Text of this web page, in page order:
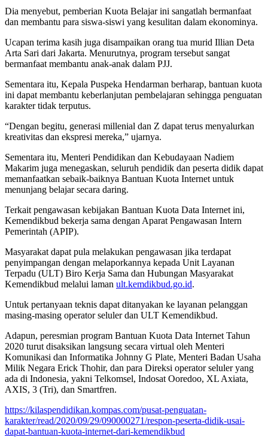
Dia menyebut, pemberian Kuota Belajar ini sangatlah bermanfaat
dan membantu para siswa-siswi yang kesulitan dalam ekonominya.
Ucapan terima kasih juga disampaikan orang tua murid Illian Deta
Arta Sari dari Jakarta. Menurutnya, program tersebut sangat
bermanfaat membantu anak-anak dalam PJJ.
Sementara itu, Kepala Puspeka Hendarman berharap, bantuan kuota
ini dapat membantu keberlanjutan pembelajaran sehingga penguatan
karakter tidak terputus.
“Dengan begitu, generasi millenial dan Z dapat terus menyalurkan
kreativitas dan ekspresi mereka,” ujarnya.
Sementara itu, Menteri Pendidikan dan Kebudayaan Nadiem
Makarim juga menegaskan, seluruh pendidik dan peserta didik dapat
memanfaatkan sebaik-baiknya Bantuan Kuota Internet untuk
menunjang belajar secara daring.
Terkait pengawasan kebijakan Bantuan Kuota Data Internet ini,
Kemendikbud bekerja sama dengan Aparat Pengawasan Intern
Pemerintah (APIP).
Masyarakat dapat pula melakukan pengawasan jika terdapat
penyimpangan dengan melaporkannya kepada Unit Layanan
Terpadu (ULT) Biro Kerja Sama dan Hubungan Masyarakat
Kemendikbud melalui laman ult.kemdikbud.go.id.
Untuk pertanyaan teknis dapat ditanyakan ke layanan pelanggan
masing-masing operator seluler dan ULT Kemendikbud.
Adapun, peresmian program Bantuan Kuota Data Internet Tahun
2020 turut disaksikan langsung secara virtual oleh Menteri
Komunikasi dan Informatika Johnny G Plate, Menteri Badan Usaha
Milik Negara Erick Thohir, dan para Direksi operator seluler yang
ada di Indonesia, yakni Telkomsel, Indosat Ooredoo, XL Axiata,
AXIS, 3 (Tri), dan Smartfren.
https://kilaspendidikan.kompas.com/pusat-penguatan-
karakter/read/2020/09/29/090000271/respon-peserta-didik-usai-
dapat-bantuan-kuota-internet-dari-kemendikbud